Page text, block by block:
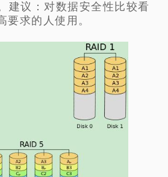
建议：对数据安全性比较看
要求的人使用。